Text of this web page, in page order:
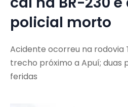
policial morto
Acidente ocorreu na rodovia
trecho próximo a Apuí; duas
feridas